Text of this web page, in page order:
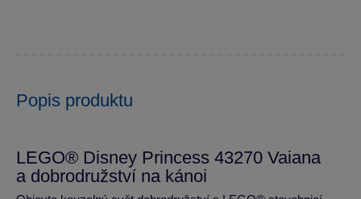
Popis produktu
LEGO® Disney Princess 43270 Vaiana
a dobrodružství na kánoi